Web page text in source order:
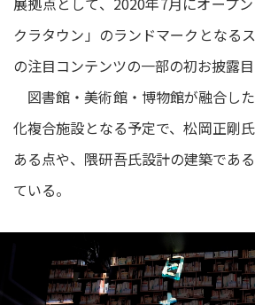
クラタウン」のランドマークとなる
の注目コンテンツの一部の初お披露目
図書館・美術館・博物館が融合し
化複合施設となる予定で、松岡正剛
ある点や、隈研吾氏設計の建築であ
ている。